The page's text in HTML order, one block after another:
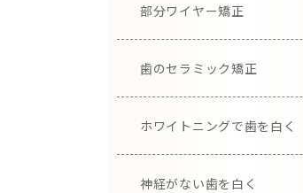
部分ワイヤー矯正
歯のセラミック矯正
ホワイトニングで歯を白く
神経がない歯を白く